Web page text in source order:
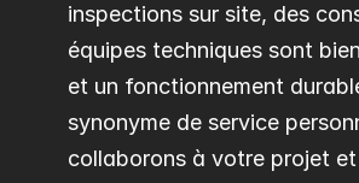
inspections sur site, des
équipes techniques sont
et un fonctionnement
synonyme de service
collaborons à votre projet